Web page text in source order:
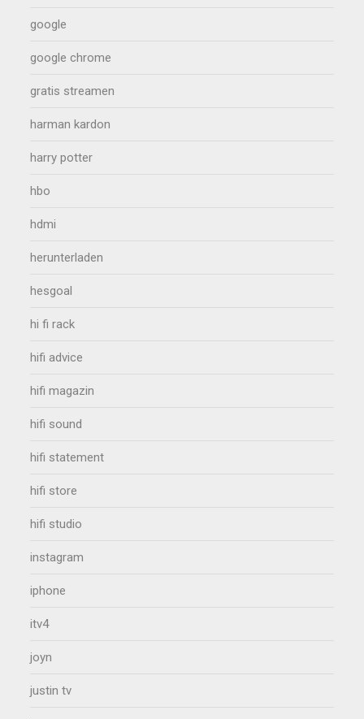
google
google chrome
gratis streamen
harman kardon
harry potter
hbo
hdmi
herunterladen
hesgoal
hi fi rack
hifi advice
hifi magazin
hifi sound
hifi statement
hifi store
hifi studio
instagram
iphone
itv4
joyn
justin tv